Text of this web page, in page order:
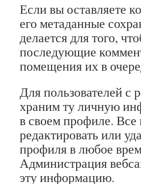
Если вы оставляете
его метаданные
делается для того,
последующие
помещения их в
Для пользователей с
храним ту личную
в своем профиле. Все
редактировать или
профиля в любое
Администрация
эту информацию.